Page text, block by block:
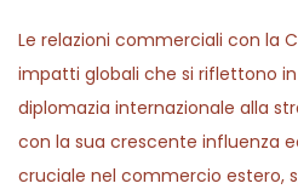
Le relazioni commerciali con la
impatti globali che si riflettono
diplomazia internazionale alla
con la sua crescente influenza
cruciale nel commercio estero,